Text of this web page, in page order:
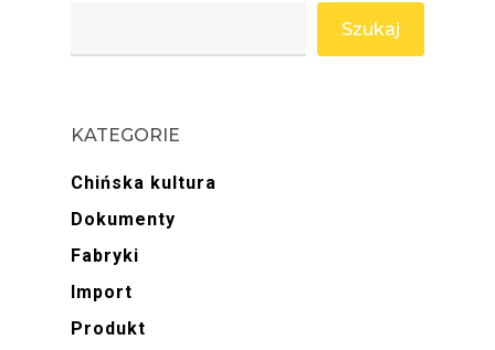
Szukaj
KATEGORIE
Chińska kultura
Dokumenty
Fabryki
Import
Produkt